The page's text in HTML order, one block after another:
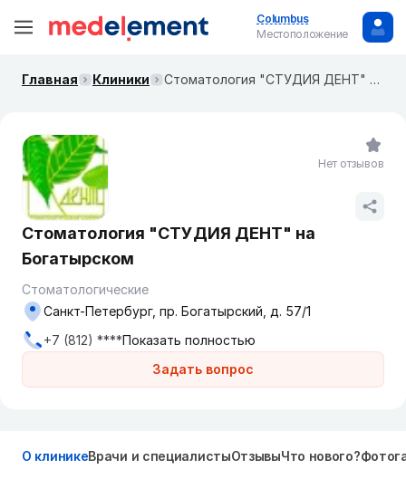
Columbus
Местоположение
Главная Клиники Стоматология "СТУДИЯ ДЕНТ" на Богатырском
Стоматология "СТУДИЯ ДЕНТ" на
Богатырском
Стоматологические
Задать вопрос
Санкт-Петербург, пр. Богатырский, д. 57/1
+7 (812) ****Показать полностью
Нет отзывов
О клиникеВрачи и специалистыОтзывыЧто нового?